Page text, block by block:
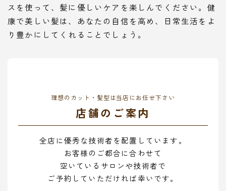
スを使って、髪に優しいケアを楽しんでください。健
康で美しい髪は、あなたの自信を高め、日常生活をよ
り豊かにしてくれることでしょう。
理想のカット・髪型は当店にお任せ下さい
店舗のご案内
全店に優秀な技術者を配置しています。
お客様のご都合に合わせて
空いているサロンや技術者で
ご予約していただければ幸いです。